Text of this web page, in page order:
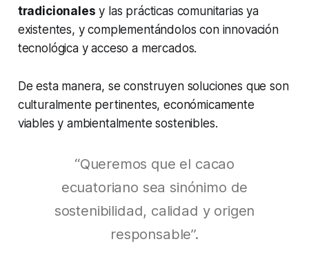
tradicionales y las prácticas comunitarias ya
existentes, y complementándolos con innovación
tecnológica y acceso a mercados.
De esta manera, se construyen soluciones que son
culturalmente pertinentes, económicamente
viables y ambientalmente sostenibles.
“Queremos que el cacao
ecuatoriano sea sinónimo de
sostenibilidad, calidad y origen
responsable”.